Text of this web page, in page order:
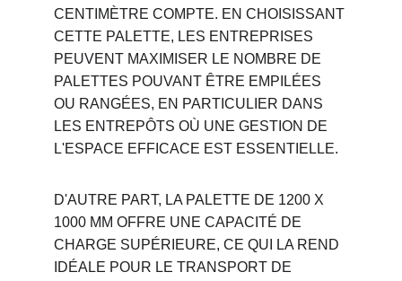
CENTIMÈTRE COMPTE. EN CHOISISSANT
CETTE PALETTE, LES ENTREPRISES
PEUVENT MAXIMISER LE NOMBRE DE
PALETTES POUVANT ÊTRE EMPILÉES
OU RANGÉES, EN PARTICULIER DANS
LES ENTREPÔTS OÙ UNE GESTION DE
L'ESPACE EFFICACE EST ESSENTIELLE.
D'AUTRE PART, LA PALETTE DE 1200 X
1000 MM OFFRE UNE CAPACITÉ DE
CHARGE SUPÉRIEURE, CE QUI LA REND
IDÉALE POUR LE TRANSPORT DE